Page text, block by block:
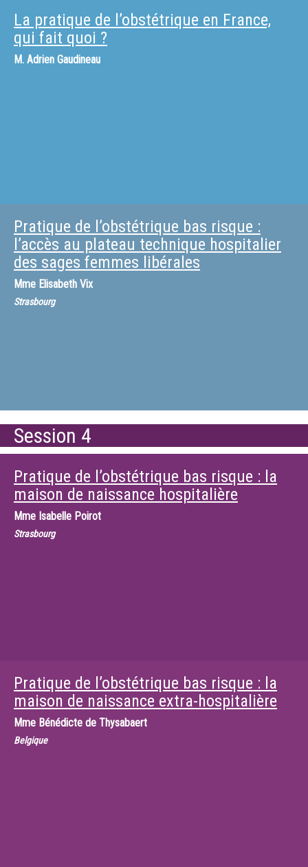
La pratique de l’obstétrique en France,
qui fait quoi ?
M. Adrien Gaudineau
Pratique de l’obstétrique bas risque :
l’accès au plateau technique hospitalier
des sages femmes libérales
Mme Elisabeth Vix
Strasbourg
Session 4
Pratique de l’obstétrique bas risque : la
maison de naissance hospitalière
Mme Isabelle Poirot
Strasbourg
Pratique de l’obstétrique bas risque : la
maison de naissance extra-hospitalière
Mme Bénédicte de Thysabaert
Belgique